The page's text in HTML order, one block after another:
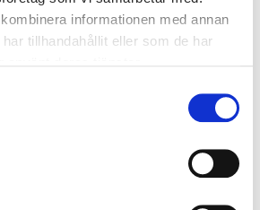
informationen med annan
tillhandahållit eller som de har
Rabattkant, 4,8 m
14-1932